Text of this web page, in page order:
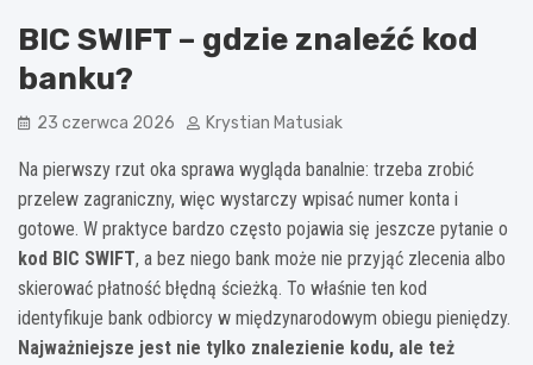
BIC SWIFT – gdzie znaleźć kod
banku?
23 czerwca 2026 Krystian Matusiak
Na pierwszy rzut oka sprawa wygląda banalnie: trzeba zrobić
przelew zagraniczny, więc wystarczy wpisać numer konta i
gotowe. W praktyce bardzo często pojawia się jeszcze pytanie o
kod BIC SWIFT, a bez niego bank może nie przyjąć zlecenia albo
skierować płatność błędną ścieżką. To właśnie ten kod
identyfikuje bank odbiorcy w międzynarodowym obiegu pieniędzy.
Najważniejsze jest nie tylko znalezienie kodu, ale też